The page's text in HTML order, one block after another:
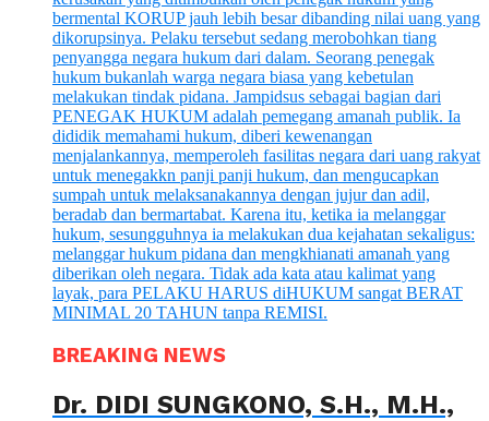
BREAKING NEWS
Dr. DIDI SUNGKONO, S.H., M.H.,